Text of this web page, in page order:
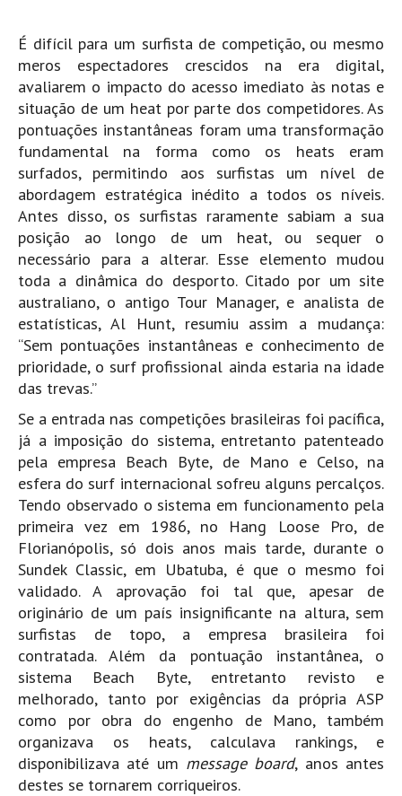
É difícil para um surfista de competição, ou mesmo
meros espectadores crescidos na era digital,
avaliarem o impacto do acesso imediato às notas e
situação de um heat por parte dos competidores. As
pontuações instantâneas foram uma transformação
fundamental na forma como os heats eram
surfados, permitindo aos surfistas um nível de
abordagem estratégica inédito a todos os níveis.
Antes disso, os surfistas raramente sabiam a sua
posição ao longo de um heat, ou sequer o
necessário para a alterar. Esse elemento mudou
toda a dinâmica do desporto. Citado por um site
australiano, o antigo Tour Manager, e analista de
estatísticas, Al Hunt, resumiu assim a mudança:
“Sem pontuações instantâneas e conhecimento de
prioridade, o surf profissional ainda estaria na idade
das trevas.”
Se a entrada nas competições brasileiras foi pacífica,
já a imposição do sistema, entretanto patenteado
pela empresa Beach Byte, de Mano e Celso, na
esfera do surf internacional sofreu alguns percalços.
Tendo observado o sistema em funcionamento pela
primeira vez em 1986, no Hang Loose Pro, de
Florianópolis, só dois anos mais tarde, durante o
Sundek Classic, em Ubatuba, é que o mesmo foi
validado. A aprovação foi tal que, apesar de
originário de um país insignificante na altura, sem
surfistas de topo, a empresa brasileira foi
contratada. Além da pontuação instantânea, o
sistema Beach Byte, entretanto revisto e
melhorado, tanto por exigências da própria ASP
como por obra do engenho de Mano, também
organizava os heats, calculava rankings, e
disponibilizava até um message board, anos antes
destes se tornarem corriqueiros.